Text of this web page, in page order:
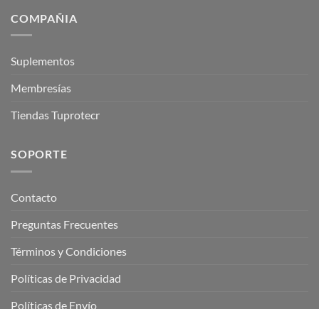
COMPAÑIA
Suplementos
Membresías
Tiendas Tuprotecr
SOPORTE
Contacto
Preguntas Frecuentes
Términos y Condiciones
Políticas de Privacidad
Políticas de Envío